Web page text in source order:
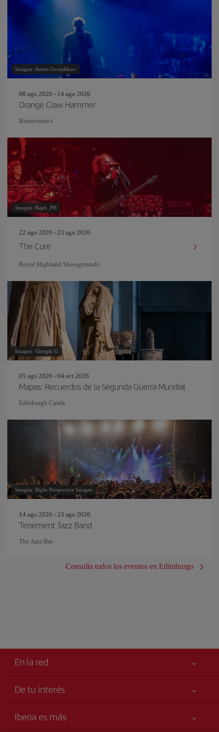
Imagen: Anton Gvozdikov
08 ago 2026 - 14 ago 2026
Orange Claw Hammer
Bannerman's
Imagen: Raph_PH
22 ago 2026 - 23 ago 2026
The Cure
Royal Highland Showgrounds
Imagen: Giorgio G
05 ago 2026 - 04 oct 2026
Mapas: Recuerdos de la Segunda Guerra Mundial
Edinburgh Castle
Imagen: Right Perspective Images
14 ago 2026 - 23 ago 2026
Tenement Jazz Band
The Jazz Bar
Consulta todos los eventos en Edimburgo
En la red
De tu interés
Accesibilidad
Iberia es más